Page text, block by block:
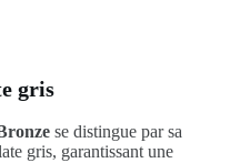
gris
se distingue par sa
gris, garantissant une